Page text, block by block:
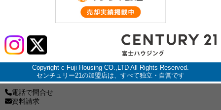
Copyright c Fuji Housing CO.,LTD All Rights Reserved.
センチュリー21の加盟店は、すべて独立・自営です
電話で問合せ
資料請求